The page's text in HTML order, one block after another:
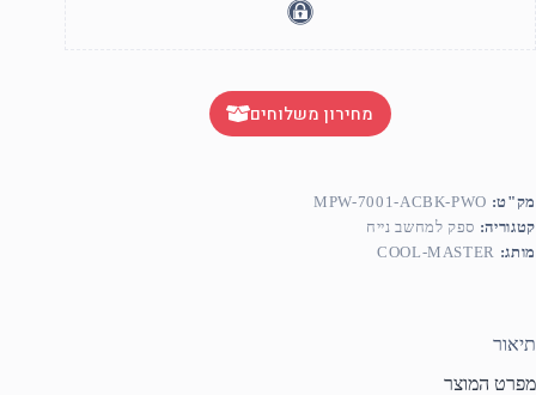
מחירון משלוחים
מק"ט: MPW-7001-ACBK-PWO
קטגוריה: ספק למחשב נייח
מותג: COOL-MASTER
תיאור
מפרט המוצר